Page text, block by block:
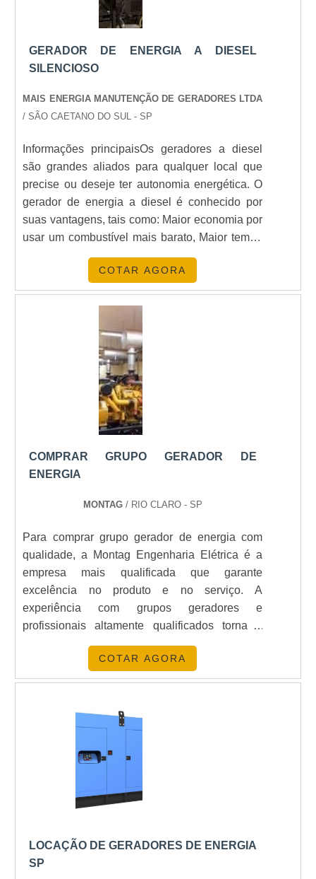
COMO É FEITA A MANUTENÇÃO
DOS GERADORES?
A Energia24Horas oferece manutenção completa e
dos equipamentos.
POR UM CURTO PERÍODO?
Sim, oferecemos opções de aluguel flexíveis que
se adaptam a diferentes durações e necessidades.
CONCLUSÃO
O aluguel de gerador de energia elétrica é uma
solução prática e econômica para diversas
situações. Com a Energia24Horas, você garante
contato conoscoe descubra como podemos
ajudar a garantir o sucesso do seu projeto.
Energia|Geradores
Grupo Gerador|Subestação
GERADOR DE ENERGIA A DIESEL
SILENCIOSO
MAIS ENERGIA MANUTENÇÃO DE GERADORES LTDA
/ SÃO CAETANO DO SUL - SP
Informações principaisOs geradores a diesel
são grandes aliados para qualquer local que
precise ou deseje ter autonomia energética. O
gerador de energia a diesel é conhecido por
suas vantagens, tais como: Maior economia por
usar um combustível mais barato, Maior tempo
entre uma revisão ou manutenção e outra,
Maior potência.Uma de suas poucas
desvantagens é o barulho. Por ser um
equipamento mais robusto em questões de
COTAR AGORA
COMPRAR GRUPO GERADOR DE
ENERGIA
MONTAG/ RIO CLARO - SP
Para comprar grupo gerador de energia com
qualidade, a Montag Engenharia Elétrica é a
empresa mais qualificada que garante
excelência no produto e no serviço. A
experiência com grupos geradores e
profissionais altamente qualificados torna a
Montag uma empresa eficiente e competente.O
gerador de energia tem sido fundamental para
manter as empresas funcionando, mesmo com
gastos. DICAS PARA COMPRAR GRUPO G....
COTAR AGORA
LOCAÇÃO DE GERADORES DE ENERGIA
SP